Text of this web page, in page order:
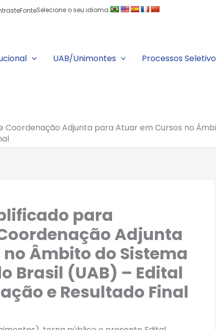
FonteSelecione o seu idioma:
UAB/Unimontes Processos
Adjunta para Atuar em Cursos no
para
Adjunta
Âmbito do Sistema
Brasil (UAB) – Edital
e Resultado Final